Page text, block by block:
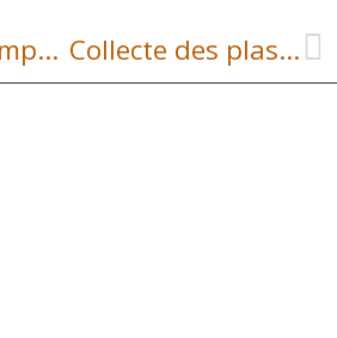
Comment Compostez-Vous ? Votre avis nous intéresse. Collecte des plastiques agricoles